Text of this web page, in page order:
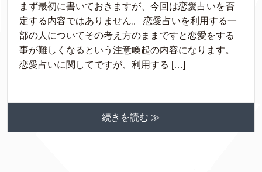
まず最初に書いておきますが、今回は恋愛占いを否
定する内容ではありません。 恋愛占いを利用する一
部の人についてその考え方のままですと恋愛をする
事が難しくなるという注意喚起の内容になります。
恋愛占いに関してですが、利用する […]
続きを読む ≫